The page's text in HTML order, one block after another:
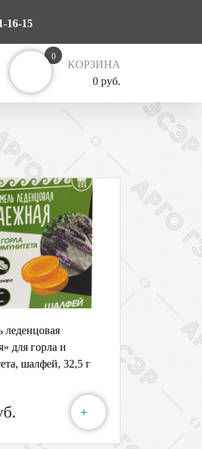
16-15
0
КОРЗИНА
0 руб.
леденцовая
для горла и
шалфей, 32,5 г
+